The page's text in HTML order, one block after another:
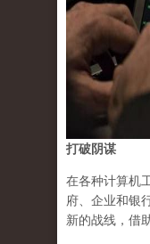
打破阴谋
在各种计算机
府、企业和银
新的战线，借